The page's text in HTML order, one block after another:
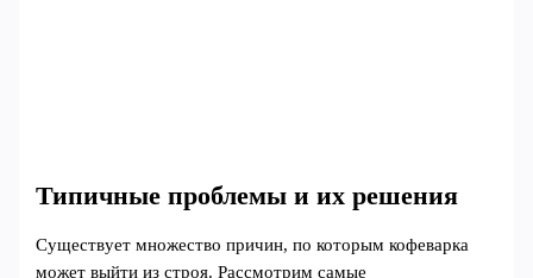
Типичные проблемы и их решения
Существует множество причин, по которым кофеварка
может выйти из строя. Рассмотрим самые